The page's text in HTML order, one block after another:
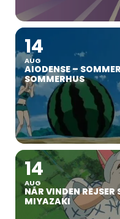
14
AUG
AIODENSE –
SOMMERHUS
14
AUG
NÅR VINDEN
MIYAZAKI